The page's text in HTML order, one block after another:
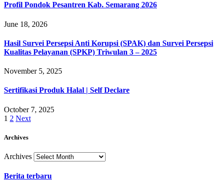
Profil Pondok Pesantren Kab. Semarang 2026
June 18, 2026
Hasil Survei Persepsi Anti Korupsi (SPAK) dan Survei Persepsi
Kualitas Pelayanan (SPKP) Triwulan 3 – 2025
November 5, 2025
Sertifikasi Produk Halal | Self Declare
October 7, 2025
1 2 Next
Archives
Archives
Berita terbaru